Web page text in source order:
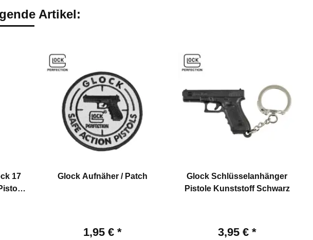
Artikel:
17
Glock Aufnäher / Patch
1,95 € *
Glock Schlüsselanhänger
Pistole Kunststoff Schwarz
3,95 € *